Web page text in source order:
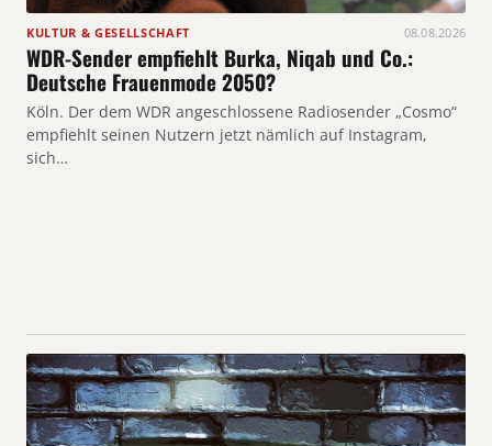
KULTUR & GESELLSCHAFT 08.08.2026
WDR-Sender empfiehlt Burka, Niqab und Co.:
Deutsche Frauenmode 2050?
Köln. Der dem WDR angeschlossene Radiosender „Cosmo“
empfiehlt seinen Nutzern jetzt nämlich auf Instagram,
sich…